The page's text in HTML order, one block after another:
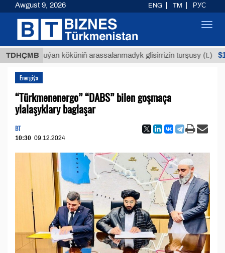
TDHÇMB
Buýan köküniň arassalanmadyk glisirrizin turşusy (t.)
Energiýa
“Türkmenenergo” “DABS” bilen goşmaça
ylalaşyklary baglaşar
BT
10:30 09.12.2024
Awgust 9, 2026 ENG TM РУС